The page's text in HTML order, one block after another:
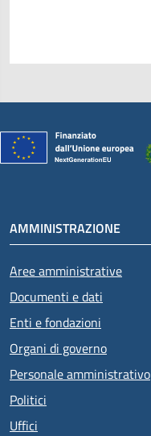
AMMINISTRAZIONE
Aree amministrative
Documenti e dati
Enti e fondazioni
Organi di governo
Personale amministrativo
Politici
Uffici